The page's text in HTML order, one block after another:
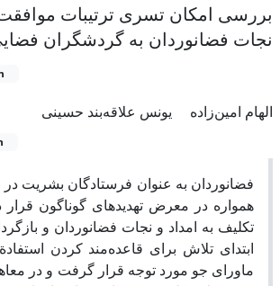
بررسی امکان تسری ترتیبات
نجات فضانوردان به گردشگران
الهام امین‌زاده
یونس علاقه‌بند حسینی
فضانوردان به عنوان فرستادگان بشریت
همواره در معرض تهدیدهای گوناگون قرار
تکلیف به امداد و نجات فضانوردان و
ابتدای تلاش برای قاعده‌مند کردن
ماورای جو مورد توجه قرار گرفت و در